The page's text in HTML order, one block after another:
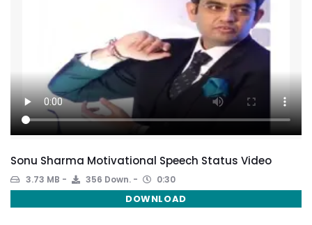
Sonu Sharma Motivational Speech Status Video
3.73 MB 356 Down. 0:30
DOWNLOAD